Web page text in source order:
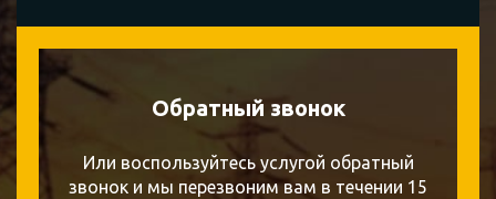
Обратный звонок
Или воспользуйтесь услугой обратный
звонок и мы перезвоним вам в течении 15